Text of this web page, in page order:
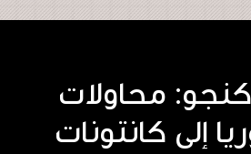
محاولات
إلى كانتونات